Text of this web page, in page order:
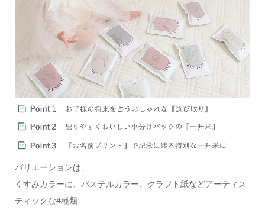
バリエーションは、
くすみカラーに、パステルカラー、クラフト紙などアーティス
ティックな4種類